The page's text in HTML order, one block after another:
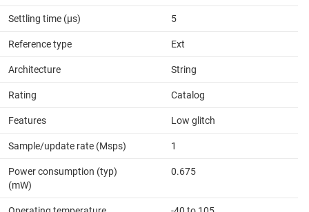
Settling time (µs) 5
Reference type Ext
Architecture String
Rating Catalog
Features Low glitch
Sample/update rate (Msps) 1
Power consumption (typ)
(mW)
0.675